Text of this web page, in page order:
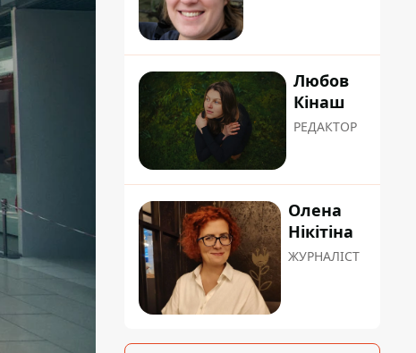
Любов
Кінаш
РЕДАКТОР
Олена
Нікітіна
ЖУРНАЛІСТ